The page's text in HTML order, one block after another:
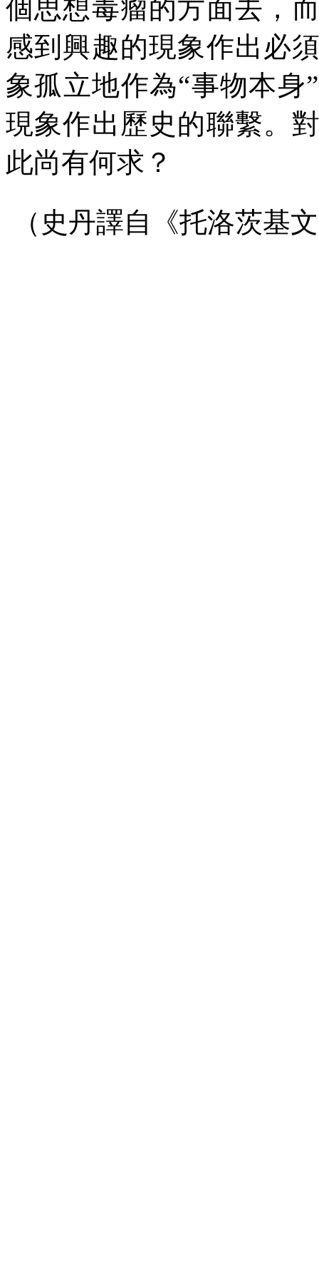
個思想毒瘤的方面去，
感到興趣的現象作出必
象孤立地作為“事物本
現象作出歷史的聯繫。
此尚有何求？
（史丹譯自《托洛茨基